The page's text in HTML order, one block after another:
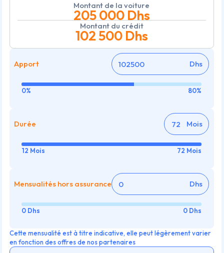
Montant de la voiture
205 000Dhs
Montant du crédit
102 500Dhs
Apport Dhs
0% 80%
Durée Mois
12 Mois 72 Mois
Mensualités hors assurance Dhs
0 Dhs 0 Dhs
Cette mensualité est à titre indicative, elle peut légèrement varier
en fonction des offres de nos partenaires